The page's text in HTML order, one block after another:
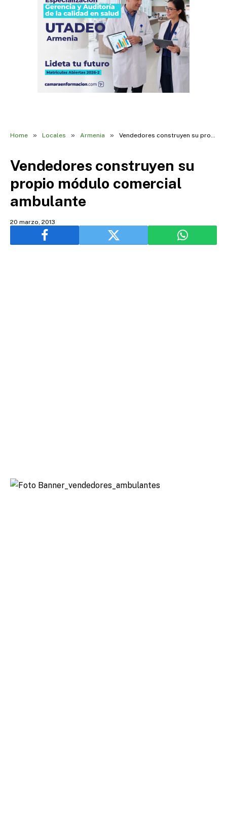
Home » Locales » Armenia » Vendedores construyen su propio módulo comercial ambulante
Vendedores construyen su
propio módulo comercial
ambulante
20 marzo, 2013